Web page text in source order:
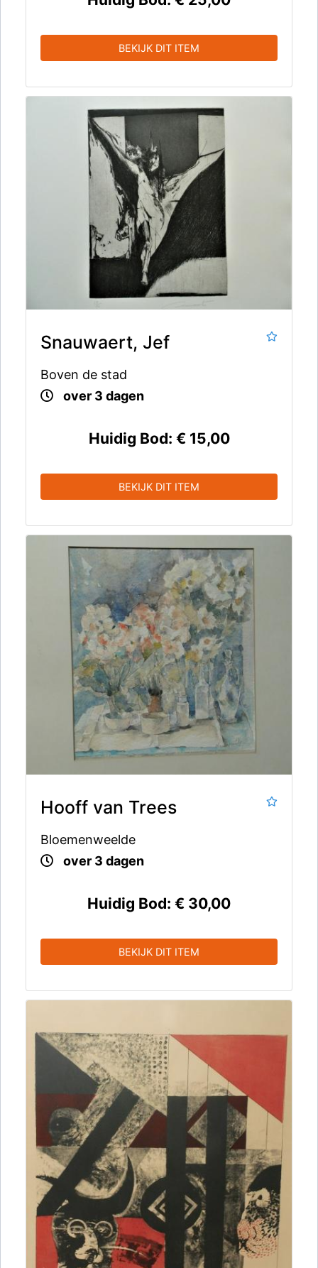
BEKIJK DIT ITEM
Snauwaert, Jef
Boven de stad
over 3 dagen
Huidig Bod: € 15,00
BEKIJK DIT ITEM
Hooff van Trees
Bloemenweelde
over 3 dagen
Huidig Bod: € 30,00
BEKIJK DIT ITEM